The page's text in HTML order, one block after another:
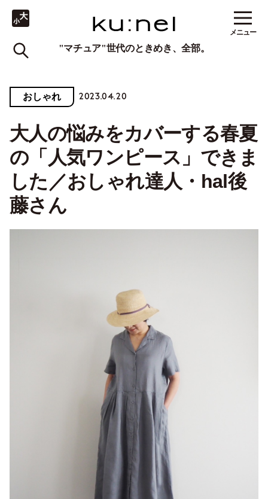
"マチュア"世代のときめき、全部。
メニュー
おしゃれ 2023.04.20
大人の悩みをカバーする春夏
の「人気ワンピース」できま
した／おしゃれ達人・hal後
藤さん